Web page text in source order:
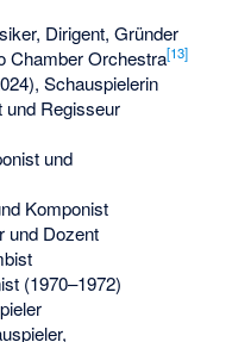
Dirigent, Gründer
Chamber Orchestra[13]
Schauspielerin
Regisseur
und
Komponist
und Dozent
(1970–1972)